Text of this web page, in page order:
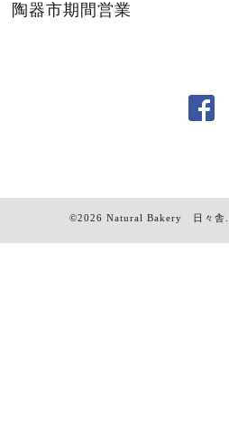
陶器市期間営業
©2026 Natural Bakery 日々舎